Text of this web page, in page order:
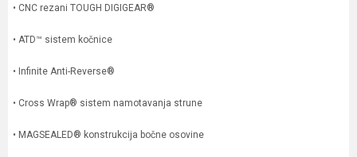
• CNC rezani TOUGH DIGIGEAR®
• ATD™ sistem kočnice
• Infinite Anti-Reverse®
• Cross Wrap® sistem namotavanja strune
• MAGSEALED® konstrukcija bočne osovine